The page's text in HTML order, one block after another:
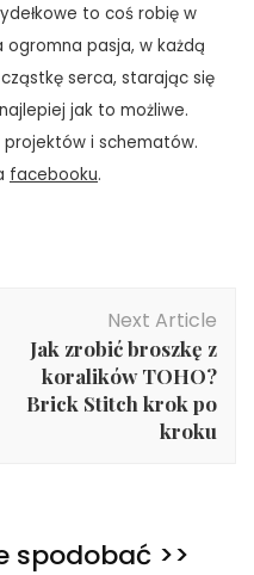
to coś robię w
pasja, w każdą
serca, starając się
jak to możliwe.
projektów i schematów.
facebooku.
Next Article
Jak zrobić broszkę z
koralików TOHO?
Brick Stitch krok po
kroku
spodobać >>